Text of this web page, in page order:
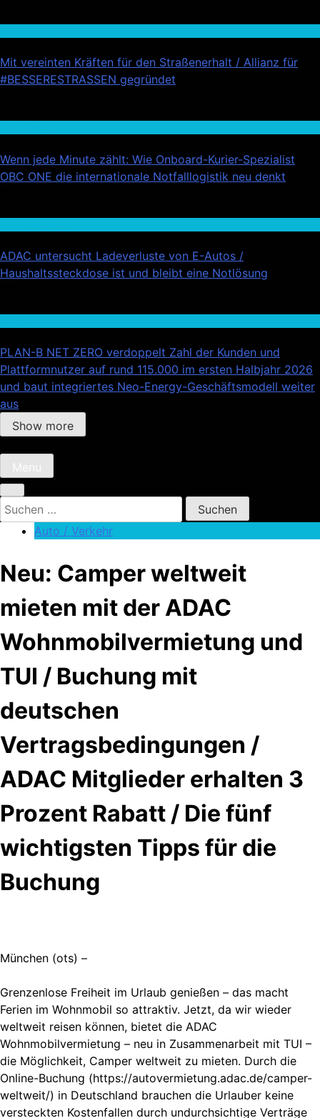
Mit vereinten Kräften für den Straßenerhalt / Allianz für
#BESSERESTRASSEN gegründet
Wenn jede Minute zählt: Wie Onboard-Kurier-Spezialist
OBC ONE die internationale Notfalllogistik neu denkt
ADAC untersucht Ladeverluste von E-Autos /
Haushaltssteckdose ist und bleibt eine Notlösung
PLAN-B NET ZERO verdoppelt Zahl der Kunden und
Plattformnutzer auf rund 115.000 im ersten Halbjahr 2026
und baut integriertes Neo-Energy-Geschäftsmodell weiter
aus
Show more
Menu
Suchen
nach:
Auto / Verkehr
Neu: Camper weltweit
mieten mit der ADAC
Wohnmobilvermietung und
TUI / Buchung mit
deutschen
Vertragsbedingungen /
ADAC Mitglieder erhalten 3
Prozent Rabatt / Die fünf
wichtigsten Tipps für die
Buchung
München (ots) –
Grenzenlose Freiheit im Urlaub genießen – das macht
Ferien im Wohnmobil so attraktiv. Jetzt, da wir wieder
weltweit reisen können, bietet die ADAC
Wohnmobilvermietung – neu in Zusammenarbeit mit TUI –
die Möglichkeit, Camper weltweit zu mieten. Durch die
Online-Buchung (https://autovermietung.adac.de/camper-
weltweit/) in Deutschland brauchen die Urlauber keine
versteckten Kostenfallen durch undurchsichtige Verträge